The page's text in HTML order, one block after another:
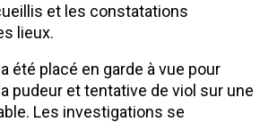
et les constatations
lieux.
été placé en garde à vue pour
pudeur et tentative de viol sur une
Les investigations se